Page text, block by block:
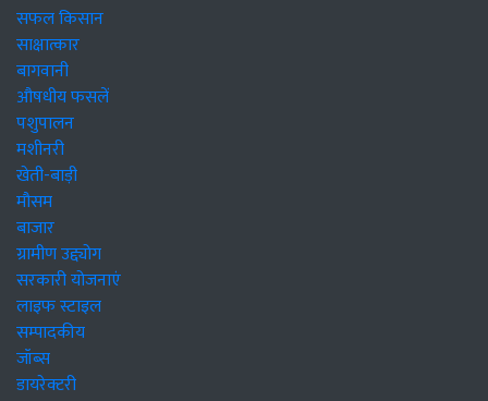
सफल किसान
साक्षात्कार
बागवानी
औषधीय फसलें
पशुपालन
मशीनरी
खेती-बाड़ी
मौसम
बाजार
ग्रामीण उद्द्योग
सरकारी योजनाएं
लाइफ स्टाइल
सम्पादकीय
जॉब्स
डायरेक्टरी